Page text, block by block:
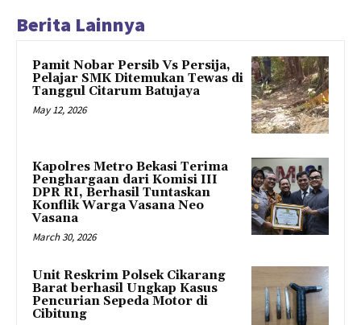
Berita Lainnya
Pamit Nobar Persib Vs Persija,
Pelajar SMK Ditemukan Tewas di
Tanggul Citarum Batujaya
May 12, 2026
Kapolres Metro Bekasi Terima
Penghargaan dari Komisi III
DPR RI, Berhasil Tuntaskan
Konflik Warga Vasana Neo
Vasana
March 30, 2026
Unit Reskrim Polsek Cikarang
Barat berhasil Ungkap Kasus
Pencurian Sepeda Motor di
Cibitung